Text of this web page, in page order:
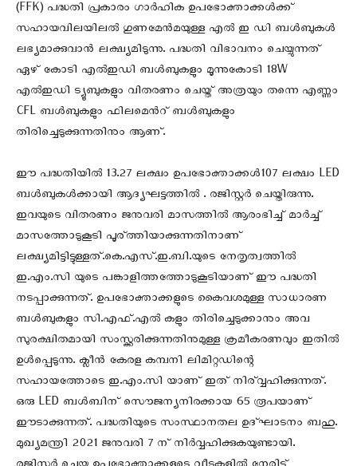
(FFK) പദ്ധതി പ്രകാരം ഗാർഹിക ഉപഭോക്താക്കൾക്ക്
സഹായവിലയിലൽ‍‍‍ ഗുണമേൻമയുള്ള എൽ ഇ ഡി ബൾബുകൾ‍‍‍
ലഭ്യമാക്കുവാൻ‍ ലക്ഷ്യമിടുന്നു. പദ്ധതി വിഭാവനം ചെയ്യുന്നത്
ഏഴ് കോടി എൽഇഡി ബൾബുകളും മൂന്നുകോടി 18W
എൽഇഡി ട്യൂബുകളും വിതരണം ചെയ്ത് അത്രയും തന്നെ എണ്ണം
CFL ബൾബുകളും ഫിലമെൻറ് ബൾബുകളും
തിരിച്ചെടുക്കുന്നതിനും ആണ്.
ഈ പദ്ധതിയില്‍‍‍ 13.27 ലക്ഷം ഉപഭോക്താക്കൾ‍107 ലക്ഷം LED
ബൾബുകൾക്കായി ആദ്യഘട്ടത്തിൽ .‍‍‍ രജിസ്റ്റര്‍‍‍ ചെയ്തിരുന്നു.
ഇവയുടെ വിതരണം ജനുവരി മാസത്തിൽ‍‍ ആരംഭിച്ച് മാർച്ച്
മാസത്തോടുകൂടി പൂര്ത്തിയാക്കുന്നതിനാണ്
ലക്ഷ്യമിട്ടിട്ടുള്ളത്.കെ.എസ്.ഇ.ബി.യുടെ നേതൃത്വത്തിൽ‍‍
ഇ.എം.സി യുടെ പങ്കാളിത്തത്തോടുകൂടിയാണ് ഈ പദ്ധതി
നടപ്പാക്കുന്നത്. ഉപഭോക്താക്കളുടെ കൈവശമുള്ള സാധാരണ
ബൾബുകളും സി.എഫ്.എൽ കളും തിരിച്ചെടുക്കാനും അവ
സുരക്ഷിതമായി സംസ്ക്കരിക്കുന്നതിനുമുള്ള ക്രമീകരണവും ഇതിൽ
ഉൾപ്പെടുന്നു. ക്ലീന്‍‍‍ കേരള കമ്പനി ലിമിറ്റഡിന്റെ
സഹായത്തോടെ ഇ.എം.സി യാണ് ഇത് നിര്വ്വഹിക്കുന്നത്.
ഒരു LED ബൾബിന് സൌജന്യനിരക്കായ 65 രൂപയാണ്
ഈടാക്കുന്നത്. പദ്ധതിയുടെ സംസ്ഥാനതല ഉദ്ഘാടനം ബഹു.
മുഖ്യമന്ത്രി 2021 ജനുവരി 7 ന് നിർവ്വഹിക്കുകയുണ്ടായി.